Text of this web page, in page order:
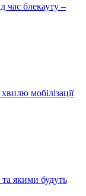
час блекауту –
мобілізації
якими будуть